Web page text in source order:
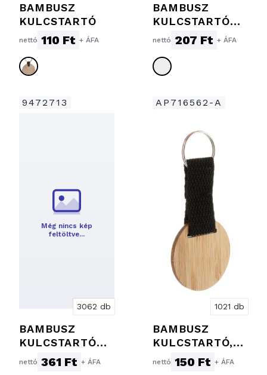
BAMBUSZ
KULCSTARTÓ
nettó 110 Ft + ÁFA
BAMBUSZ
KULCSTARTÓ
MOBILTELEFON
TÁMASSZAL
nettó 207 Ft + ÁFA
9472713
Még nincs kép
feltöltve…
3062 db
BAMBUSZ
KULCSTARTÓ
ÜVEGNYITÓVAL
nettó 361 Ft + ÁFA
AP716562-A
1021 db
BAMBUSZ
KULCSTARTÓ,
KÖR
nettó 150 Ft + ÁFA